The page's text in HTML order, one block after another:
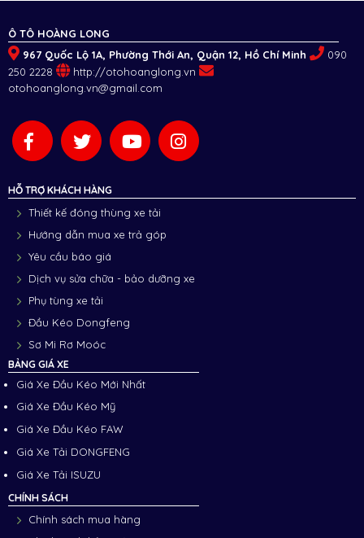
Ô TÔ HOÀNG LONG
967 Quốc Lộ 1A, Phường Thới An, Quận 12, Hồ Chí Minh
090
250 2228
http://otohoanglong.vn
otohoanglong.vn@gmail.com
HỖ TRỢ KHÁCH HÀNG
Thiết kế đóng thùng xe tải
Hướng dẫn mua xe trả góp
Yêu cầu báo giá
Dịch vụ sửa chữa - bảo dưỡng xe
Phụ tùng xe tải
Đầu Kéo Dongfeng
Sơ Mi Rơ Moóc
BẢNG GIÁ XE
Giá Xe Đầu Kéo Mới Nhất
Giá Xe Đầu Kéo Mỹ
Giá Xe Đầu Kéo FAW
Giá Xe Tải DONGFENG
Giá Xe Tải ISUZU
CHÍNH SÁCH
Chính sách mua hàng